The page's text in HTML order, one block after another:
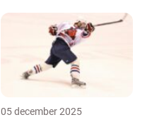
05 december 2025